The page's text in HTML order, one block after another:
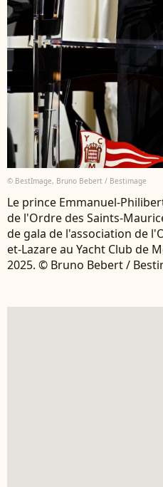
© BestImage, Bruno Bebert / Bestimage
Le prince Emmanuel-
de l'Ordre des Saints-
de gala de l'association de
et-Lazare au Yacht Club de
2025. © Bruno Bebert /